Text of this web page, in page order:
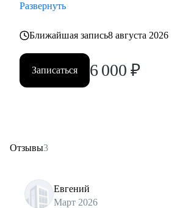
Развернуть
Ближайшая запись8 августа 2026
Записаться 6 000 ₽
Отзывы3
Евгений
Март 2026